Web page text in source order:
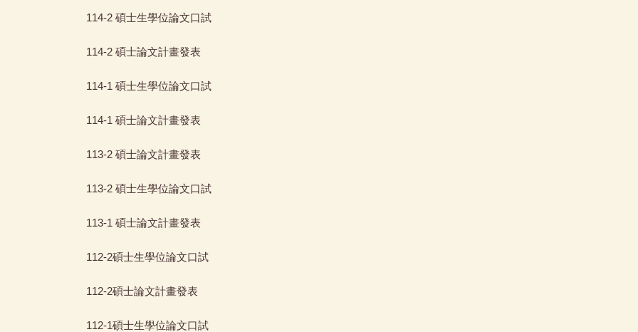
114-2 碩士生學位論文口試
114-2 碩士論文計畫發表
114-1 碩士生學位論文口試
114-1 碩士論文計畫發表
113-2 碩士論文計畫發表
113-2 碩士生學位論文口試
113-1 碩士論文計畫發表
112-2碩士生學位論文口試
112-2碩士論文計畫發表
112-1碩士生學位論文口試